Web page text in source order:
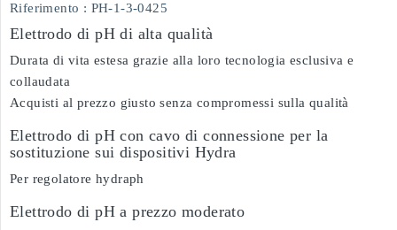
Riferimento : PH-1-3-0425
Elettrodo di pH di alta qualità
Durata di vita estesa grazie alla loro tecnologia esclusiva e
collaudata
Acquisti al prezzo giusto senza compromessi sulla qualità
Elettrodo di pH con cavo di connessione per la
sostituzione sui dispositivi Hydra
Per regolatore hydraph
Elettrodo di pH a prezzo moderato